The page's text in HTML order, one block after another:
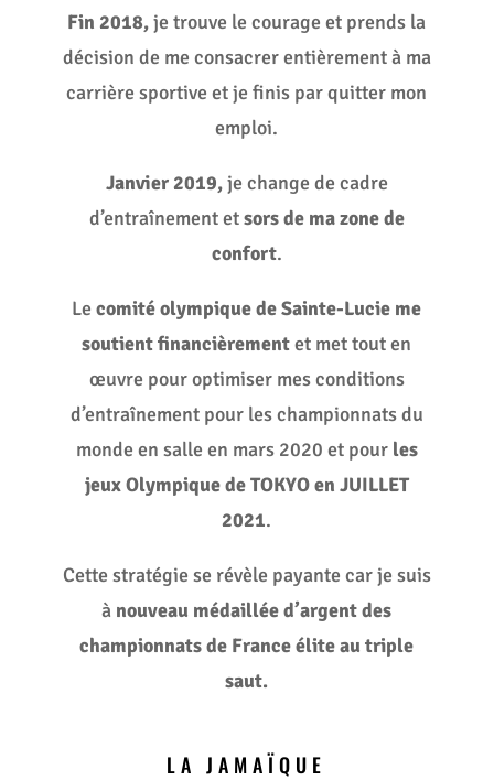
Fin 2018,je trouve le courage et prends la
décision de me consacrer entièrement à ma
carrière sportive et je finis par quitter mon
emploi.
Janvier 2019,je change de cadre
d’entraînement etsors de ma zone de
confort.
Lecomité olympique de Sainte-Lucie me
soutient financièrementet met tout en
œuvre pour optimiser mes conditions
d’entraînement pour les championnats du
monde en salle en mars 2020 et pour les
jeux Olympique de TOKYO en JUILLET
2021.
Cette stratégie se révèle payante car je suis
à nouveau médaillée d’argent des
championnats de France élite au triple
saut.
LA JAMAÏQUE